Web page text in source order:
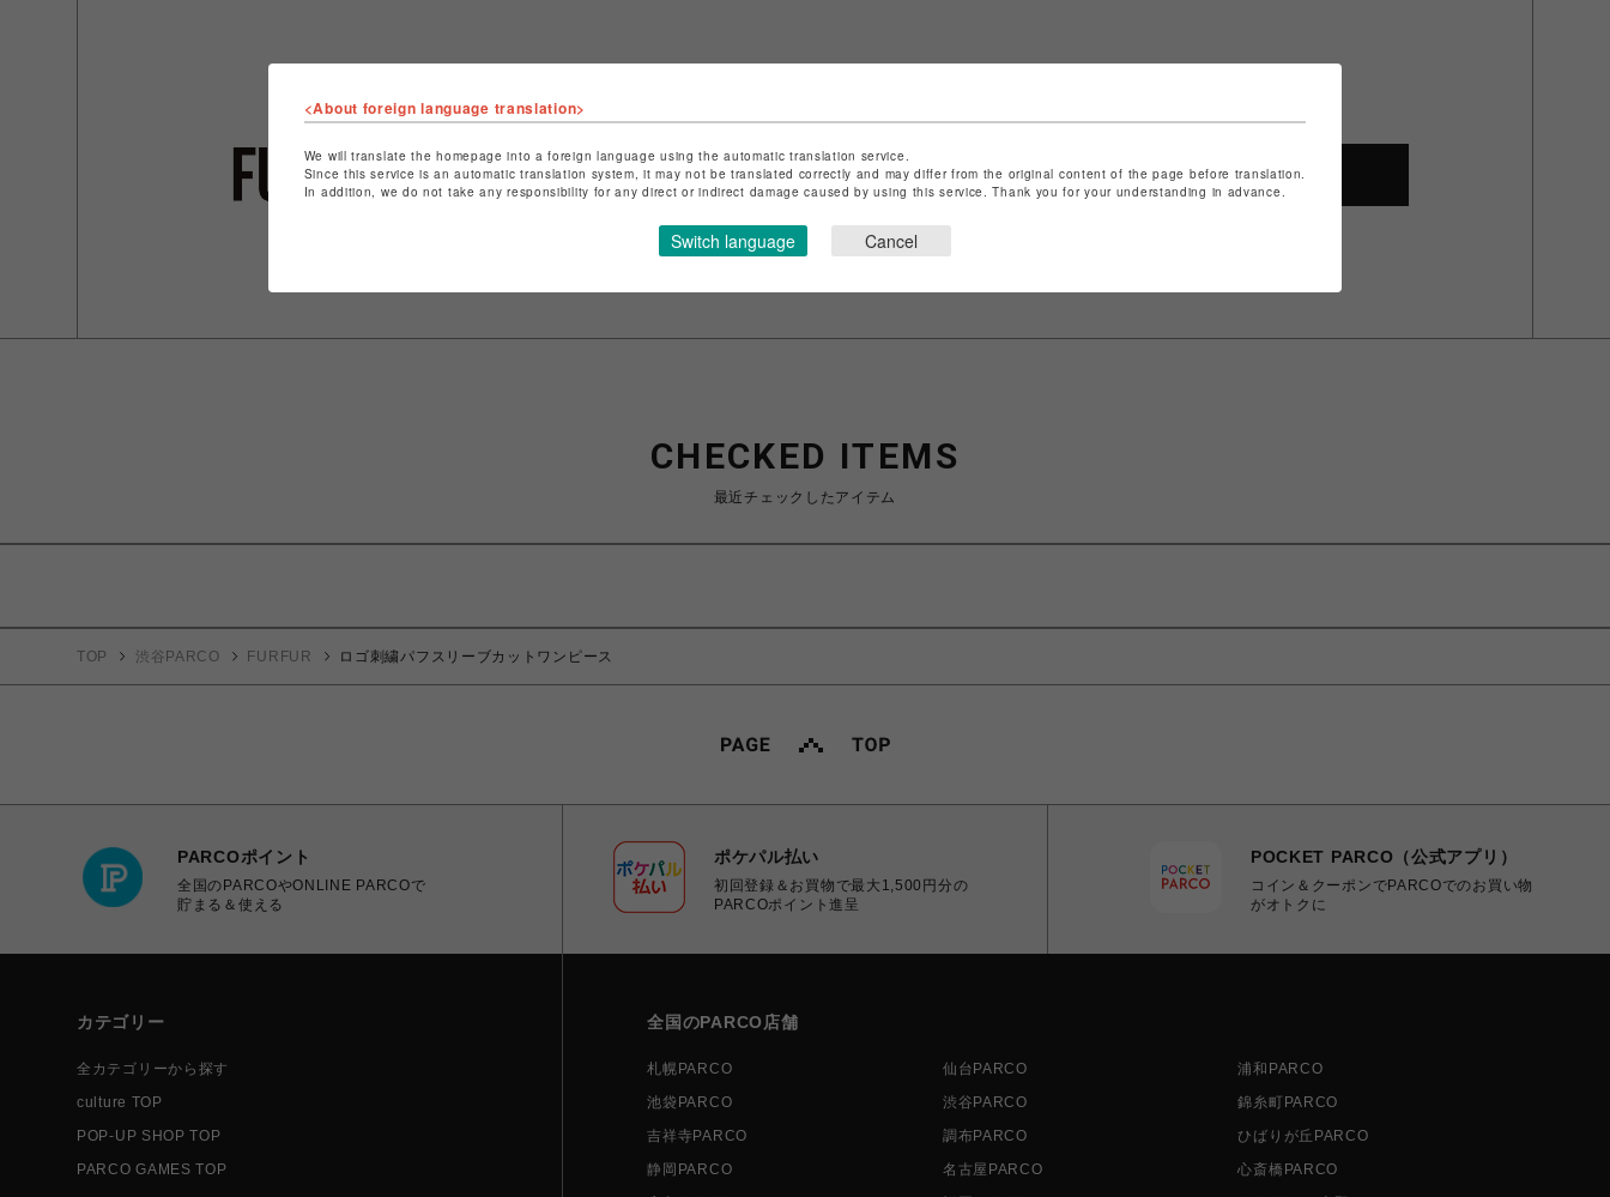
ショップ名
FURFUR
店舗名
渋谷PARCO
特定商取引法など法令に基づく表記はこちら
ショップお問い合わせはこちら
SHOP TOP
CHECKED ITEMS
最近チェックしたアイテム
TOP 渋谷PARCO FURFUR ロゴ刺繍パフスリーブカットワンピース
PARCOポイント
全国のPARCOやONLINE PARCOで
貯まる＆使える
ポケパル払い
初回登録＆お買物で最大1,500円分の
PARCOポイント進呈
POCKET PARCO（公式アプリ）
コイン＆クーポンでPARCOでのお買い物
がオトクに
カテゴリー
全カテゴリーから探す
culture TOP
POP-UP SHOP TOP
PARCO GAMES TOP
全国のPARCO店舗
札幌PARCO 仙台PARCO
浦和PARCO
池袋PARCO
渋谷PARCO
錦糸町PARCO
吉祥寺PARCO
調布PARCO
ひばりが丘PARCO
静岡PARCO
名古屋PARCO
心斎橋PARCO
<About foreign language translation>
We will translate the homepage into a foreign language using the automatic translation service.
Since this service is an automatic translation system, it may not be translated correctly and may differ from the original content of the page before translation.
In addition, we do not take any responsibility for any direct or indirect damage caused by using this service. Thank you for your understanding in advance.
Switch language Cancel